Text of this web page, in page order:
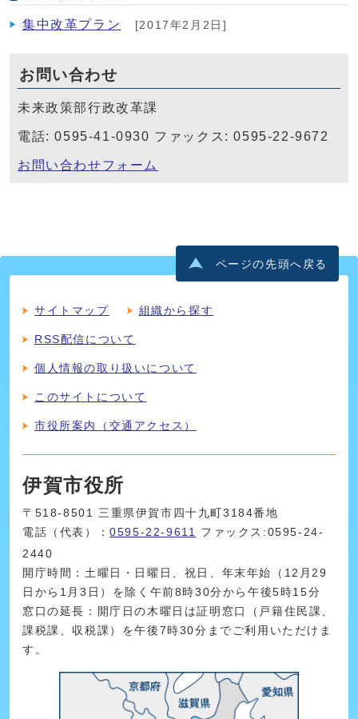
集中改革プラン [2017年2月2日]
お問い合わせ
未来政策部行政改革課
電話: 0595-41-0930 ファックス: 0595-22-9672
お問い合わせフォーム
ページの先頭へ戻る
サイトマップ 組織から探す
RSS配信について
個人情報の取り扱いについて
このサイトについて
市役所案内（交通アクセス）
伊賀市役所
〒518-8501 三重県伊賀市四十九町3184番地
電話（代表）：0595-22-9611
ファックス:0595-24-
2440
開庁時間：土曜日・日曜日、祝日、年末年始（12月29
日から1月3日）を除く午前8時30分から午後5時15分
窓口の延長：開庁日の木曜日は証明窓口（戸籍住民課、
課税課、収税課）を午後7時30分までご利用いただけま
す。